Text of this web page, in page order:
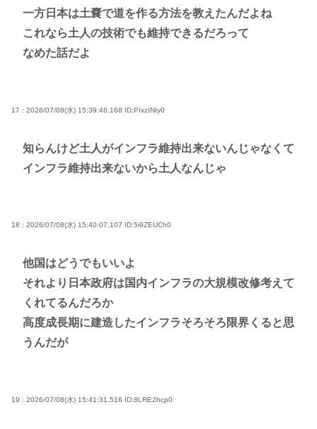
一方日本は土嚢で道を作る方法を教えたんだよね
これなら土人の技術でも維持できるだろって
なめた話だよ
17 : 2026/07/08(水) 15:39:46.168 ID:PIxzINty0
知らんけど土人がインフラ維持出来ないんじゃなくて
インフラ維持出来ないから土人なんじゃ
18 : 2026/07/08(水) 15:40:07.107 ID:5i9ZEUCh0
他国はどうでもいいよ
それより日本政府は国内インフラの大規模改修考えて
くれてるんだろか
高度成長期に建造したインフラそろそろ限界くると思
うんだが
19 : 2026/07/08(水) 15:41:31.516 ID:8LRE2hcp0